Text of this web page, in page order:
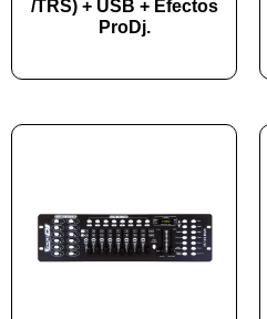
/TRS) + USB + Efectos
ProDj.